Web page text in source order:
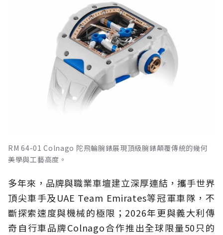
RM 64-01 Colnago 陀飛輪腕錶展現頂級腕錶顛覆傳統的幾何
美學與工藝高度。
多年來，品牌與職業車壇建立深厚連結，攜手世界
頂尖車手及UAE Team Emirates等冠軍車隊，不
斷探索速度與機械的極限；2026年更與義大利傳
奇自行車品牌Colnago合作推出全球限量50只的